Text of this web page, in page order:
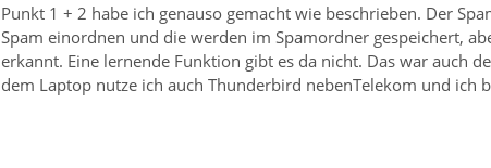
Punkt 1 + 2 habe ich genauso gemacht wie beschrieben. Der
Spam einordnen und die werden im Spamordner gespeichert,
erkannt. Eine lernende Funktion gibt es da nicht. Das war auch
dem Laptop nutze ich auch Thunderbird nebenTelekom und ich